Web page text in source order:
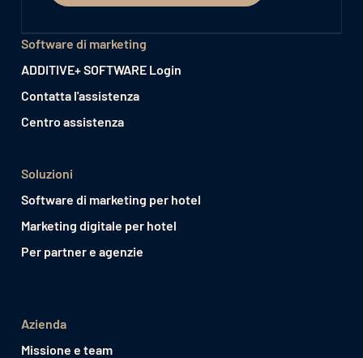
Software di marketing
ADDITIVE+ SOFTWARE Login
Contatta l'assistenza
Centro assistenza
Soluzioni
Software di marketing per hotel
Marketing digitale per hotel
Per partner e agenzie
Azienda
Missione e team